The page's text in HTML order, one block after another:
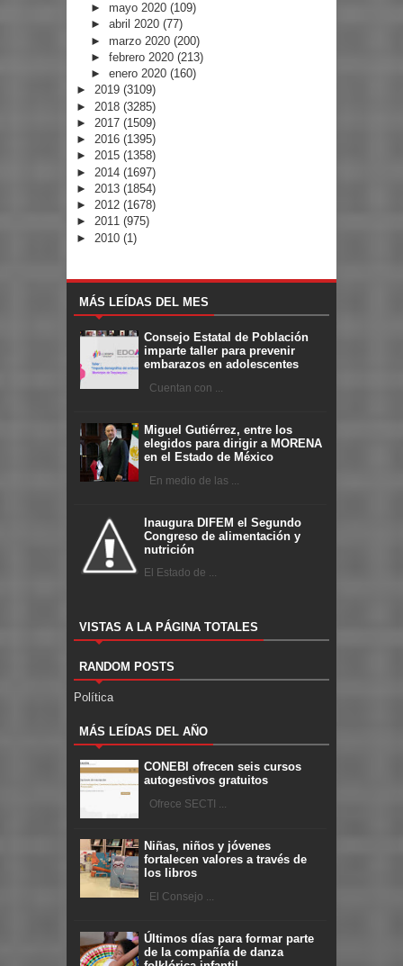
► mayo 2020 (109)
► abril 2020 (77)
► marzo 2020 (200)
► febrero 2020 (213)
► enero 2020 (160)
► 2019 (3109)
► 2018 (3285)
► 2017 (1509)
► 2016 (1395)
► 2015 (1358)
► 2014 (1697)
► 2013 (1854)
► 2012 (1678)
► 2011 (975)
► 2010 (1)
MÁS LEÍDAS DEL MES
Consejo Estatal de Población
imparte taller para prevenir
embarazos en adolescentes
Cuentan con ...
Miguel Gutiérrez, entre los
elegidos para dirigir a MORENA
en el Estado de México
En medio de las ...
Inaugura DIFEM el Segundo
Congreso de alimentación y
nutrición
El Estado de ...
VISTAS A LA PÁGINA TOTALES
RANDOM POSTS
Política
MÁS LEÍDAS DEL AÑO
CONEBI ofrecen seis cursos
autogestivos gratuitos
Ofrece SECTI ...
Niñas, niños y jóvenes
fortalecen valores a través de
los libros
El Consejo ...
Últimos días para formar parte
de la compañía de danza